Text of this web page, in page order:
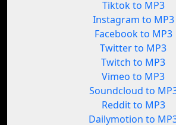
Tiktok to MP3
Instagram to MP3
Facebook to MP3
Twitter to MP3
Twitch to MP3
Vimeo to MP3
Soundcloud to
Reddit to MP3
Dailymotion to